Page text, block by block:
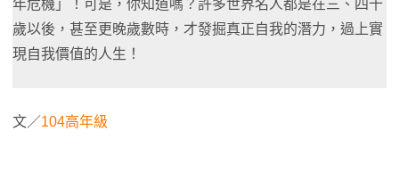
年危機」！可是，你知道嗎？許多世界名人都是在三、四十
歲以後，甚至更晚歲數時，才發掘真正自我的潛力，過上實
現自我價值的人生！
文／104高年級